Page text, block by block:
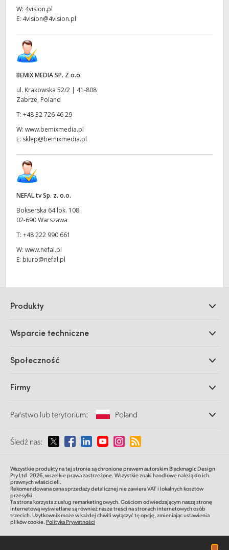
W: 4vision.pl
E: 4vision@4vision.pl
BEMIX MEDIA SP. Z o.o.
ul. Krakowska 52/2 | 41-808
Zabrze, Poland
T: +48 32 726 46 29
W: www.bemixmedia.pl
E: sklep@bemixmedia.pl
NEFAL.tv Sp. z. o.o.
Bokserska 64 lok. 108
02-690 Warszawa
T: +48 222 990 661
W: www.nefal.pl
E: biuro@nefal.pl
Produkty
DaVinci Resolve i oprogramowanie Fusion
Ultimatte
Przechwytywanie i odtwarzanie
Konwersja standardów
Monitorowanie
Pamięć sieciowa
Routing i dystrybucja
Transmisja i kodowanie
Wsparcie techniczne
Centrum wsparcia technicznego
Społeczność
Firmy
O nas
Multimedia
Państwo lub terytorium: Poland
Proszę wybrać państwo lub terytorium
Australia
Austria
Brazil
Śledź nas:
Wszystkie produkty na tej stronie są chronione prawem autorskim Blackmagic Design
Pty Ltd. 2026,wszelkie prawa zastrzeżone.Wszystkie znaki handlowe należą do ich
prawnych właścicieli.
Rekomendowana cena sprzedaży detalicznej nie zawiera VAT i lokalnych kosztów
przesyłki.
Ta strona korzysta z usług remarketingowych. Gościom odwiedzającym naszą stronę
internetową wyświetlane są również nasze treści na stronach internetowych osób
trzecich. Użytkownik może w każdej chwili wyłączyć tę opcję, zmieniając ustawienia
plików cookie.Polityka Prywatności